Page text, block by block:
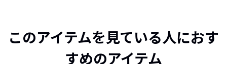
このアイテムを見ている人におす
すめのアイテム